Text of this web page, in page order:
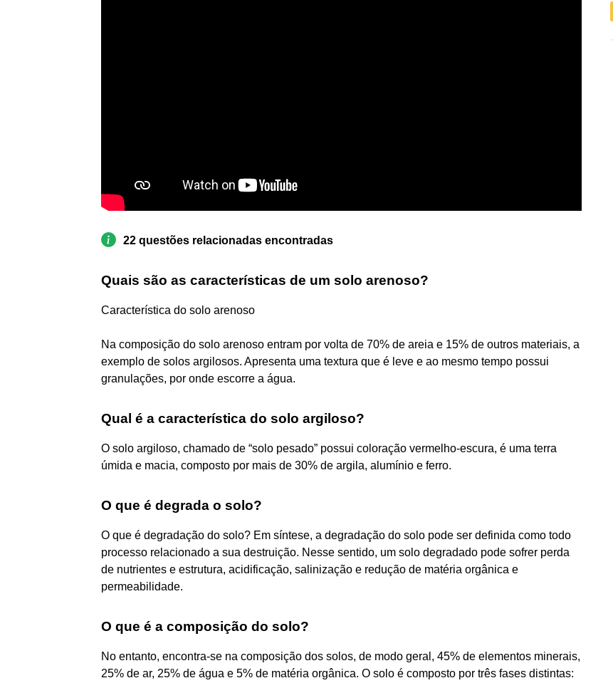
22 questões relacionadas encontradas
Quais são as características de um solo arenoso?
Característica do solo arenoso
Na composição do solo arenoso entram por volta de 70% de areia e 15% de outros materiais, a
exemplo de solos argilosos. Apresenta uma textura que é leve e ao mesmo tempo possui
granulações, por onde escorre a água.
Qual é a característica do solo argiloso?
O solo argiloso, chamado de “solo pesado” possui coloração vermelho-escura, é uma terra
úmida e macia, composto por mais de 30% de argila, alumínio e ferro.
O que é degrada o solo?
O que é degradação do solo? Em síntese, a degradação do solo pode ser definida como todo
processo relacionado a sua destruição. Nesse sentido, um solo degradado pode sofrer perda
de nutrientes e estrutura, acidificação, salinização e redução de matéria orgânica e
permeabilidade.
O que é a composição do solo?
No entanto, encontra-se na composição dos solos, de modo geral, 45% de elementos minerais,
25% de ar, 25% de água e 5% de matéria orgânica. O solo é composto por três fases distintas: